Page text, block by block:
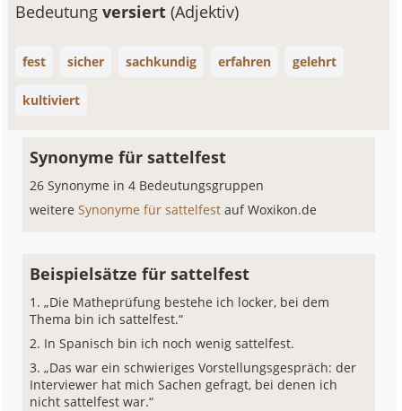
Bedeutungversiert(Adjektiv)
fest sicher sachkundig erfahren gelehrt
kultiviert
Synonyme für sattelfest
26 Synonyme in 4 Bedeutungsgruppen
weitereSynonyme für sattelfestauf Woxikon.de
Beispielsätze für sattelfest
„Die Matheprüfung bestehe ich locker, bei dem
Thema bin ich sattelfest.“
In Spanisch bin ich noch wenig sattelfest.
„Das war ein schwieriges Vorstellungsgespräch: der
Interviewer hat mich Sachen gefragt, bei denen ich
nicht sattelfest war.“